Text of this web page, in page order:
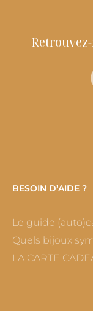
BESOIN D’AIDE ?
Le guide
Quels bijoux
LA CARTE